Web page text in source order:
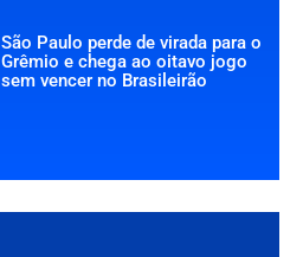
São Paulo perde de virada para o
Grêmio e chega ao oitavo jogo
sem vencer no Brasileirão